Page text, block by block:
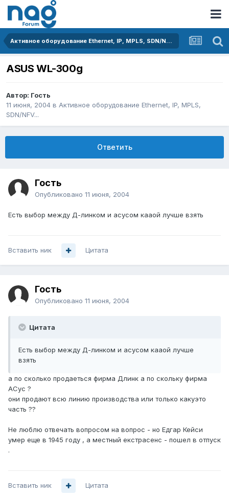
Активное оборудование Ethernet, IP, MPLS, SDN/NFV...
ASUS WL-300g
Автор: Гость
11 июня, 2004 в Активное оборудование Ethernet, IP, MPLS,
SDN/NFV...
Ответить
Гость
Опубликовано 11 июня, 2004
Есть выбор между Д-линком и асусом кааой лучше взять
Вставить ник Цитата
Гость
Опубликовано 11 июня, 2004
Цитата
Есть выбор между Д-линком и асусом кааой лучше
взять
а по сколько продаеться фирма Длинк а по скольку фирма
АСус ?
они продают всю линию производства или только какуэто
часть ??
Не люблю отвечать вопросом на вопрос - но Едгар Кейси
умер еще в 1945 году , а местный екстрасенс - пошел в отпуск
.
Вставить ник Цитата